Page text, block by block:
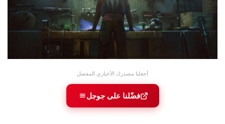
أجعلنا مصدرك الأخباري المفضل
فضّلنا على جوجل